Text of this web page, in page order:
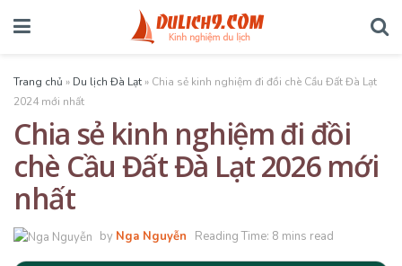
Trang chủ » Du lịch Đà Lạt » Chia sẻ kinh nghiệm đi đồi chè Cầu Đất Đà Lạt
2024 mới nhất
Chia sẻ kinh nghiệm đi đồi
chè Cầu Đất Đà Lạt 2026 mới
nhất
by Nga Nguyễn Reading Time: 8 mins read